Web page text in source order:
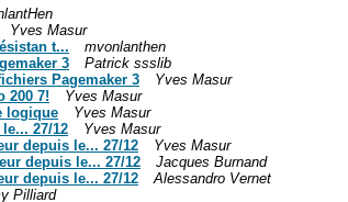
Yves Masur
t...
mvonlanthen
3
Patrick ssslib
Pagemaker 3
Yves Masur
200 7!
Yves Masur
logique
Yves Masur
27/12
Yves Masur
depuis le... 27/12
Yves Masur
depuis le... 27/12
Jacques Burnand
depuis le... 27/12
Alessandro Vernet
Pilliard